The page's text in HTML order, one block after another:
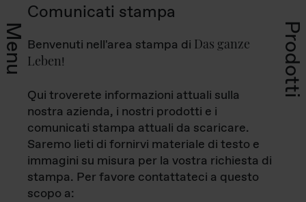
Menu Prodotti
Comunicati stampa
Benvenuti nell'area stampa di Das ganze
Leben!
Qui troverete informazioni attuali sulla
nostra azienda, i nostri prodotti e i
comunicati stampa attuali da scaricare.
Saremo lieti di fornirvi materiale di testo e
immagini su misura per la vostra richiesta di
stampa. Per favore contattateci a questo
scopo a: